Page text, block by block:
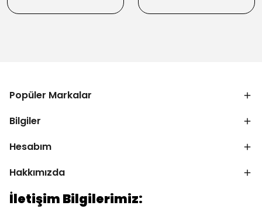
Popüler Markalar
Bilgiler
Hesabım
Hakkımızda
İletişim Bilgilerimiz: